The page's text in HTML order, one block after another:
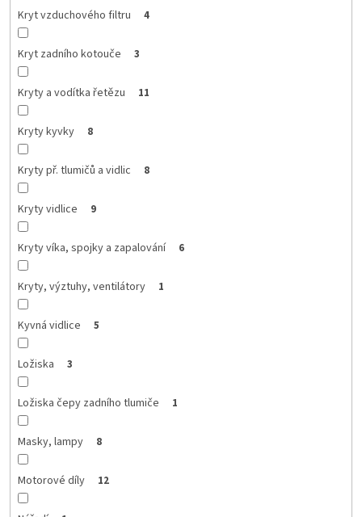
Kryt vzduchového filtru 4
Kryt zadního kotouče 3
Kryty a vodítka řetězu 11
Kryty kyvky 8
Kryty př. tlumičů a vidlic 8
Kryty vidlice 9
Kryty víka, spojky a zapalování 6
Kryty, výztuhy, ventilátory 1
Kyvná vidlice 5
Ložiska 3
Ložiska čepy zadního tlumiče 1
Masky, lampy 8
Motorové díly 12